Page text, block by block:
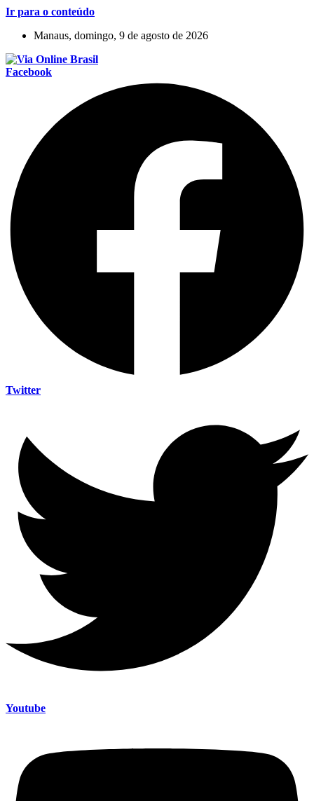
Ir para o conteúdo
Manaus, domingo, 9 de agosto de 2026
Facebook
Twitter
Youtube